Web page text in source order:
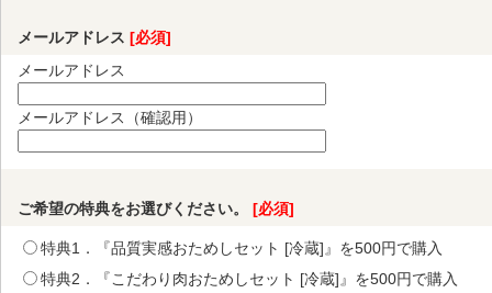
メールアドレス [必須]
メールアドレス
メールアドレス（確認用）
ご希望の特典をお選びください。 [必須]
特典1．『品質実感おためしセット [冷蔵]』を500円で購入
特典2．『こだわり肉おためしセット [冷蔵]』を500円で購入